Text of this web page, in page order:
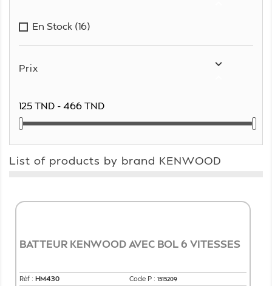
En Stock (16)
Prix

125 TND - 466 TND
List of products by brand KENWOOD
BATTEUR KENWOOD AVEC BOL 6 VITESSES
Réf : HM430 Code P : 1515209